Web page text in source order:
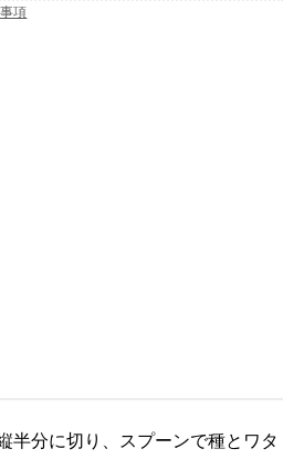
項
半分に切り、スプーンで種とワタ